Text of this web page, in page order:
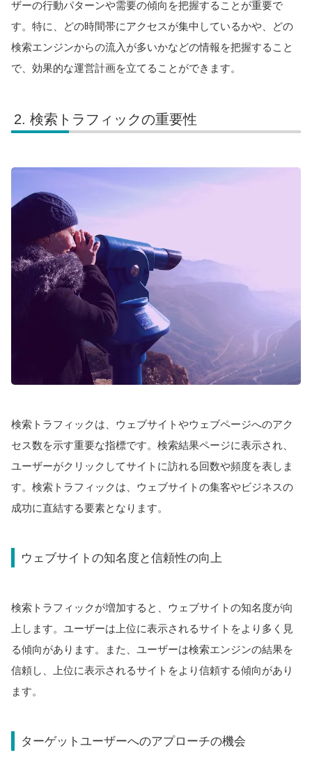
ザーの行動パターンや需要の傾向を把握することが重要で
す。特に、どの時間帯にアクセスが集中しているかや、どの
検索エンジンからの流入が多いかなどの情報を把握すること
で、効果的な運営計画を立てることができます。
検索トラフィックの重要性
検索トラフィックは、ウェブサイトやウェブページへのアク
セス数を示す重要な指標です。検索結果ページに表示され、
ユーザーがクリックしてサイトに訪れる回数や頻度を表しま
す。検索トラフィックは、ウェブサイトの集客やビジネスの
成功に直結する要素となります。
ウェブサイトの知名度と信頼性の向上
検索トラフィックが増加すると、ウェブサイトの知名度が向
上します。ユーザーは上位に表示されるサイトをより多く見
る傾向があります。また、ユーザーは検索エンジンの結果を
信頼し、上位に表示されるサイトをより信頼する傾向があり
ます。
ターゲットユーザーへのアプローチの機会